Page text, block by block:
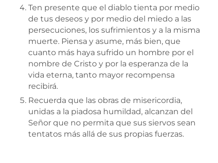
Ten presente que el diablo tienta por medio
de tus deseos y por medio del miedo a las
persecuciones, los sufrimientos y a la misma
muerte. Piensa y asume, más bien, que
cuanto más haya sufrido un hombre por el
nombre de Cristo y por la esperanza de la
vida eterna, tanto mayor recompensa
recibirá.
Recuerda que las obras de misericordia,
unidas a la piadosa humildad, alcanzan del
Señor que no permita que sus siervos sean
tentatos más allá de sus propias fuerzas.